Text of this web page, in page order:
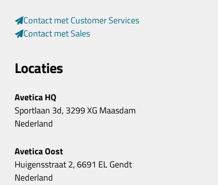
Contact met Customer Services
Contact met Sales
Locaties
Avetica HQ
Sportlaan 3d, 3299 XG Maasdam
Nederland
Avetica Oost
Huigensstraat 2, 6691 EL Gendt
Nederland